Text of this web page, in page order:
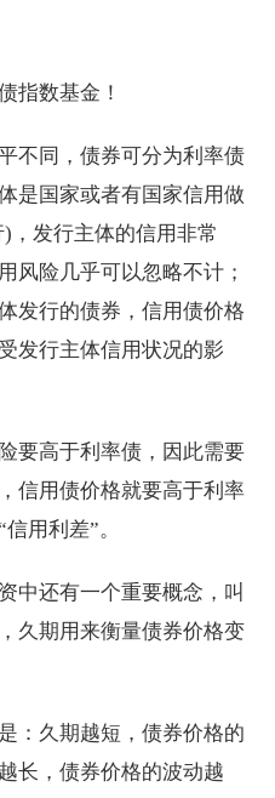
指数基金！
不同，债券可分为利率债
是国家或者有国家信用做
，发行主体的信用非常
风险几乎可以忽略不计；
发行的债券，信用债价格
发行主体信用状况的影
要高于利率债，因此需要
信用债价格就要高于利率
用利差”。
中还有一个重要概念，叫
久期用来衡量债券价格变
：久期越短，债券价格的
长，债券价格的波动越